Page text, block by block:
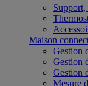
Maison
Gestion
Gestion
Gestion
Mesure